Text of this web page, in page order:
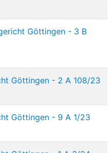
Göttingen - 3 B
Göttingen - 2 A 108/23
Göttingen - 9 A 1/23